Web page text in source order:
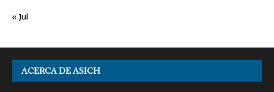
« Jul
ACERCA DE ASICH